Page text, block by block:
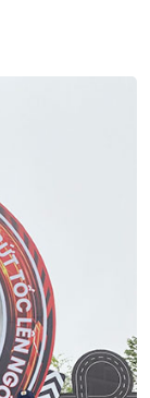
Nghiệp Của